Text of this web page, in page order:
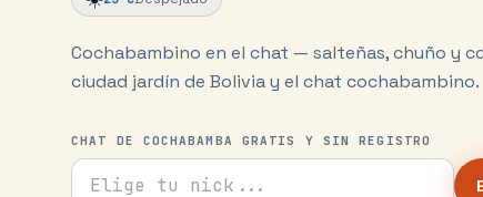
Cochabambino en el chat — salteñas, chuño y
ciudad jardín de Bolivia y el chat cochabambino.
CHAT DE COCHABAMBA GRATIS Y SIN REGISTRO
Tu nick para el chat